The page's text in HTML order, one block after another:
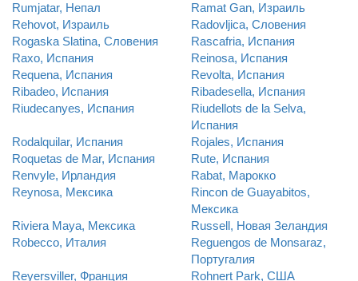
Rumjatar, Непал
Ramat Gan, Израиль
Rehovot, Израиль
Radovljica, Словения
Rogaska Slatina, Словения
Rascafria, Испания
Raxo, Испания
Reinosa, Испания
Requena, Испания
Revolta, Испания
Ribadeo, Испания
Ribadesella, Испания
Riudecanyes, Испания
Riudellots de la Selva,
Испания
Rodalquilar, Испания
Rojales, Испания
Roquetas de Mar, Испания
Rute, Испания
Renvyle, Ирландия
Rabat, Марокко
Reynosa, Мексика
Rincon de Guayabitos,
Мексика
Riviera Maya, Мексика
Russell, Новая Зеландия
Robecco, Италия
Reguengos de Monsaraz,
Португалия
Reyersviller, Франция
Rohnert Park, США